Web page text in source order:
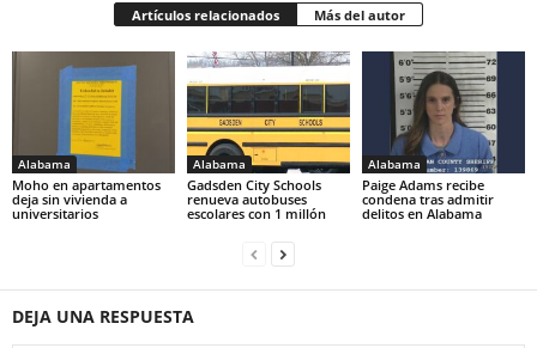
Artículos relacionados Más del autor
Alabama
Moho en apartamentos
deja sin vivienda a
universitarios
Alabama
Gadsden City Schools
renueva autobuses
escolares con 1 millón
Alabama
Paige Adams recibe
condena tras admitir
delitos en Alabama
DEJA UNA RESPUESTA